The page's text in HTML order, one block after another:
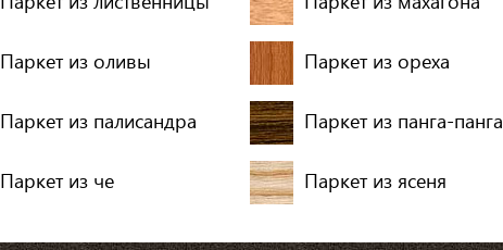
Паркет из оливы Паркет из ореха
Паркет из палисандра Паркет из панга-панга
Паркет из че Паркет из ясеня